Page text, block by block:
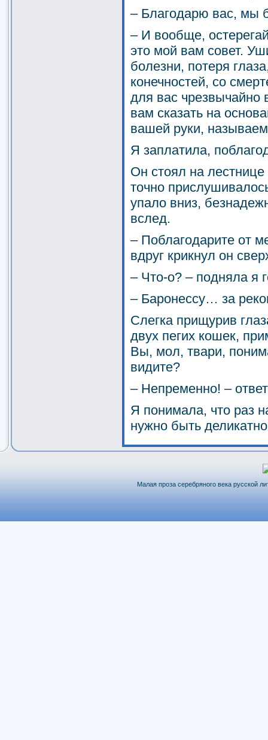
– Благодарю вас, мы
– И вообще,
это мой вам совет.
болезни, потеря
конечностей, со
для вас чрезвычайно
вам сказать на
вашей руки,
Я заплатила,
Он стоял на
точно
упало вниз,
вслед.
– Поблагодарите от
вдруг крикнул он
– Что-о? – подняла я
– Баронессу… за
Слегка прищурив
двух пегих кошек,
Вы, мол, твари,
видите?
– Непременно! –
Я понимала, что раз
нужно быть
Малая проза серебряного века русской